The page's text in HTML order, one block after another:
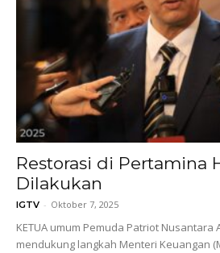
Restorasi di Pertamina
Dilakukan
IGTV - Oktober 7, 2025
KETUA umum Pemuda Patriot Nusantara
mendukung langkah Menteri Keuangan